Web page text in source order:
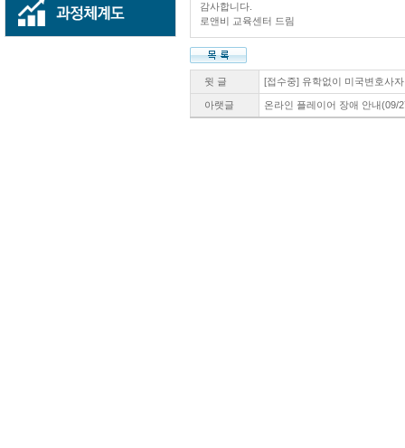
감사합니다.
로앤비 교육센터 드림
윗 글 [접수중] 유학없이 미국변호사
아랫글 온라인 플레이어 장애 안내(09/